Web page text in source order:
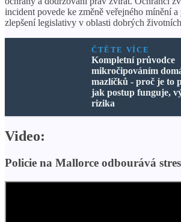
incident povede ke změně veřejného mínění
zlepšení legislativy v oblasti dobrých
ČTĚTE VÍCE
Kompletní průvodce
mikročipováním
mazlíčků - proč je to
jak postup funguje,
rizika
Video:
Policie na Mallorce odbourává